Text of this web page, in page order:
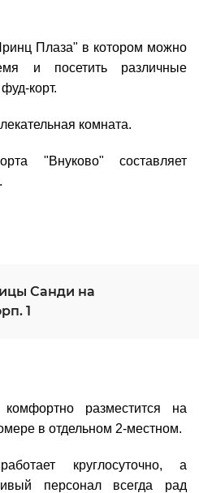
Плаза" в котором можно
и посетить различные
корт.
комната.
"Внуково" составляет
Санди на
1
разместится на
в отдельном 2-местном.
круглосуточно, а
персонал всегда рад